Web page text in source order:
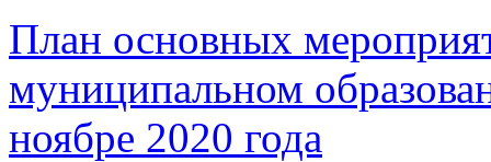
План основных
муниципальном
ноябре 2020 года